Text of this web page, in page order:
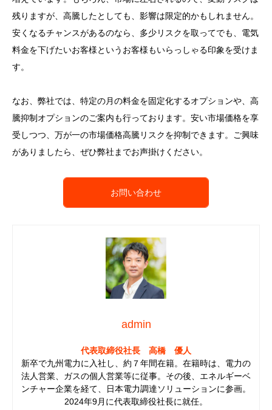
残りますが、高騰したとしても、影響は限定的かもしれません。
安くなるチャンスがあるのなら、多少リスクを取ってでも、電気
料金を下げたいお客様というお客様もいらっしゃる印象を受けま
す。
なお、弊社では、特定の月の料金を固定化するオプションや、高
騰抑制オプションのご案内も行っております。安い市場価格を享
受しつつ、万が一の市場価格高騰リスクを抑制できます。ご興味
がありましたら、ぜひ弊社までお声掛けください。
お問い合わせ
admin
代表取締役社長 高橋 優人
新卒で九州電力に入社し、約７年間在籍。在籍時は、電力の
法人営業、ガスの個人営業等に従事。その後、エネルギーベ
ンチャー企業を経て、日本電力調達ソリューションに参画。
2024年9月に代表取締役社長に就任。